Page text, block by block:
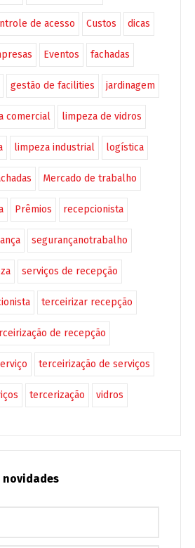
de acesso Custos dicas
Eventos fachadas
gestão de facilities jardinagem
comercial limpeza de vidros
limpeza industrial logística
Mercado de trabalho
Prêmios recepcionista
segurançanotrabalho
serviços de recepção
terceirizar recepção
de recepção
terceirização de serviços
tercerização vidros
novidades